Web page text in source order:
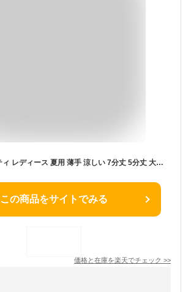
レギンス マタニティ レディース 夏用 薄手 涼しい 7分丈 5分丈 大きいサイズ 妊娠 妊婦 産後 UVカット スパッツ インナー レーヨン 夏 LL XL ルームウェア ハーフレギンス 五分丈 七分丈 ヨガ 【iLegアイレッグ】【シルクタッチ】 *2-2t *y3-3t
この商品をサイトでみる
価格と在庫を楽天でチェック >>